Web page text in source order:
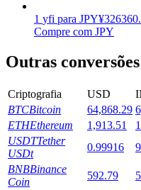
Launchpool
Staking flexível para
1 yfi para JPY¥
Compre com JPY
Outras
Criptografia USD
BTCBitcoin 64,868.29
ETHEthereum 1,913.51
USDTTether
USDt
0.99916
BNBBinance
Coin
592.79